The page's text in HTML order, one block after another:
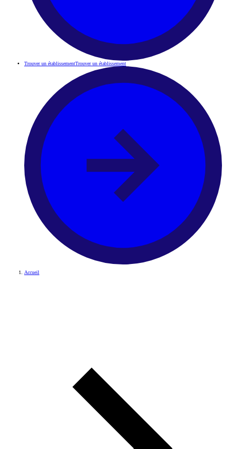
Trouver un établissementTrouver un établissement
Accueil